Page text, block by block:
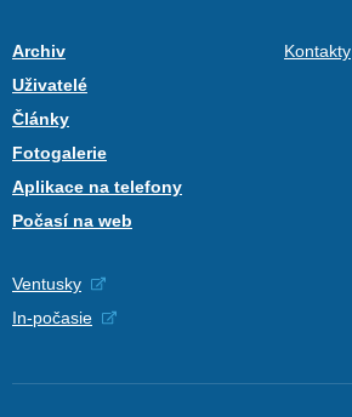
Archiv
Uživatelé
Články
Fotogalerie
Aplikace na telefony
Počasí na web
Kontakty
Ventusky
In-počasie